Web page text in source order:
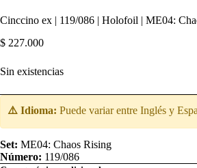
Cinccino ex | 119/086 | Holofoil | ME04:
$ 227.000
Sin existencias
⚠️ Idioma: Puede variar entre Inglés y
Set: ME04: Chaos Rising
Número: 119/086